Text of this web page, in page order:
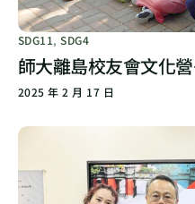
SDG11,SDG4
師大離島校友會文化
2025 年 2 月 17 日